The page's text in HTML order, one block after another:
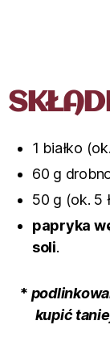
1 białko
60 g
50 g (ok. 5
papryka
soli.
*
kupić